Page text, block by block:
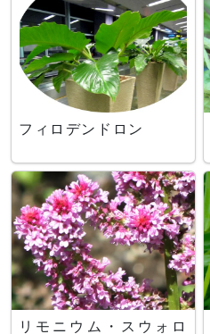
フィロデンドロン
リモニウム・スウォロ